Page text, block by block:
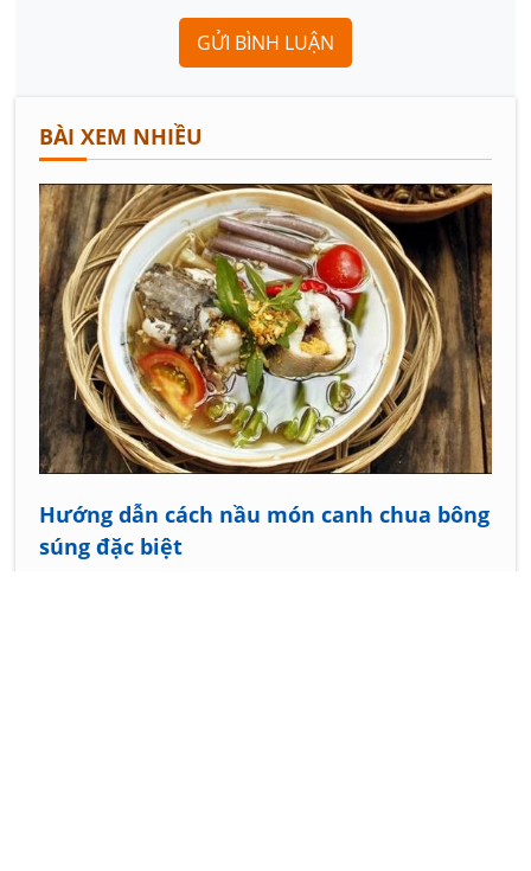
GỬI BÌNH LUẬN
BÀI XEM NHIỀU
Hướng dẫn cách nầu món canh chua bông
súng đặc biệt